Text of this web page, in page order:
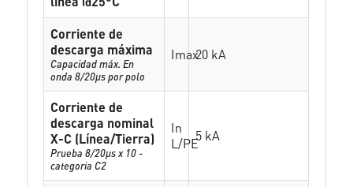
Corriente de
descarga máxima
Capacidad máx. En
onda 8/20µs por polo
Imax20 kA
Corriente de
descarga nominal
X-C (Línea/Tierra)
Prueba 8/20µs x 10 -
categoria C2
In
L/PE5 kA